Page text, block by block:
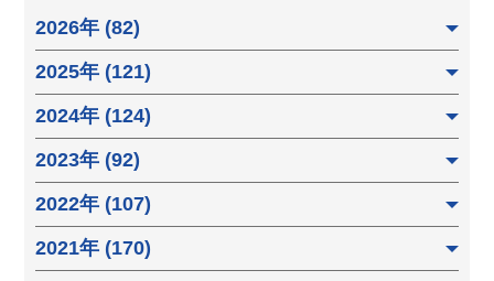
2026年 (82)
2025年 (121)
2024年 (124)
2023年 (92)
2022年 (107)
2021年 (170)